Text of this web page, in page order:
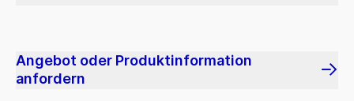
Angebot oder Produktinformation
anfordern